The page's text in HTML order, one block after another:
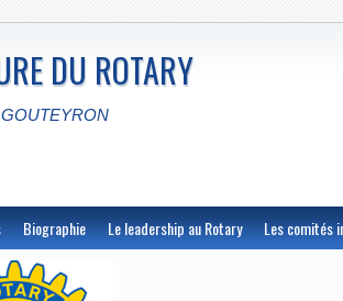
DU ROTARY
Biographie Le leadership au Rotary Les comités